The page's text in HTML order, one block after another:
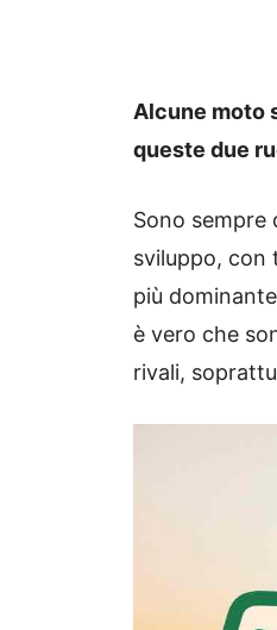
Alcune moto
queste due
Sono sempre
sviluppo, con
più
è vero che
rivali,